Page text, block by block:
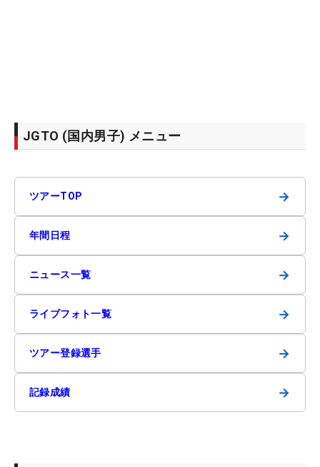
JGTO (国内男子) メニュー
ツアーTOP →
年間日程 →
ニュース一覧 →
ライブフォト一覧 →
ツアー登録選手 →
記録成績 →